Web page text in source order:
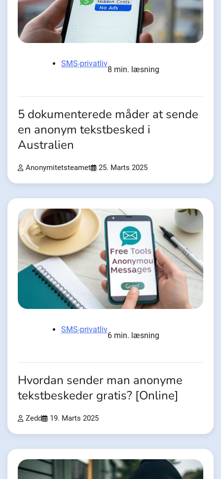
SMS-privatliv
8 min. læsning
5 dokumenterede måder at sende
en anonym tekstbesked i
Australien
Anonymitetsteamet 25. Marts 2025
SMS-privatliv
6 min. læsning
Hvordan sender man anonyme
tekstbeskeder gratis? [Online]
Zedd 19. Marts 2025